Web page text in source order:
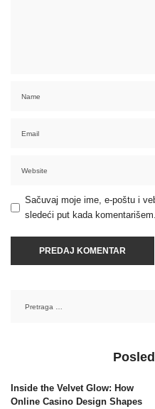
Sačuvaj moje ime, e-poštu i
sledeći put kada komentarišem.
Inside the Velvet Glow: How
Online Casino Design Shapes